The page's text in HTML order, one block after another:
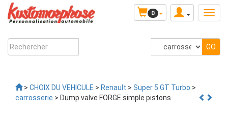
0
> CHOIX DU VEHICULE > Renault > Super 5 GT Turbo >
carrosserie > Dump valve FORGE simple pistons